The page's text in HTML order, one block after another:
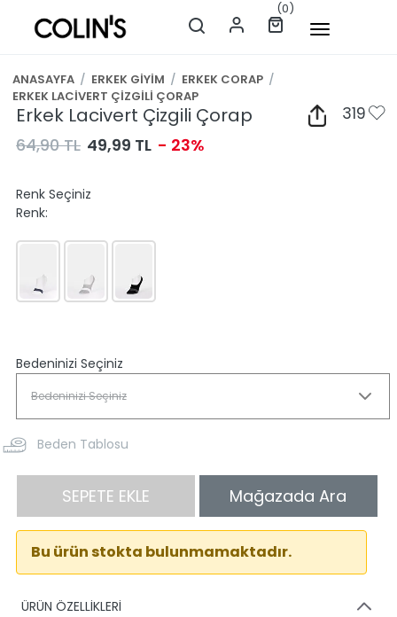
(0)
ANASAYFA / ERKEK GİYİM / ERKEK CORAP /
ERKEK LACİVERT ÇİZGİLİ ÇORAP
Erkek Lacivert Çizgili Çorap 319
64,90 TL 49,99 TL - 23%
Renk Seçiniz
Renk:
Bedeninizi Seçiniz
Beden Tablosu
SEPETE EKLE Mağazada Ara
Bu ürün stokta bulunmamaktadır.
ÜRÜN ÖZELLİKLERİ